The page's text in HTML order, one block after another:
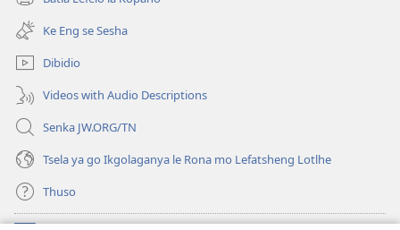
tsebe
nngwe)
(e
bula
tsebe
e
nngwe)
Ke Eng se Sesha
Dibidio
Videos with Audio Descriptions
Senka JW.ORG/TN
Tsela ya go Ikgolaganya le Rona mo Lefatsheng Lotlhe
Thuso